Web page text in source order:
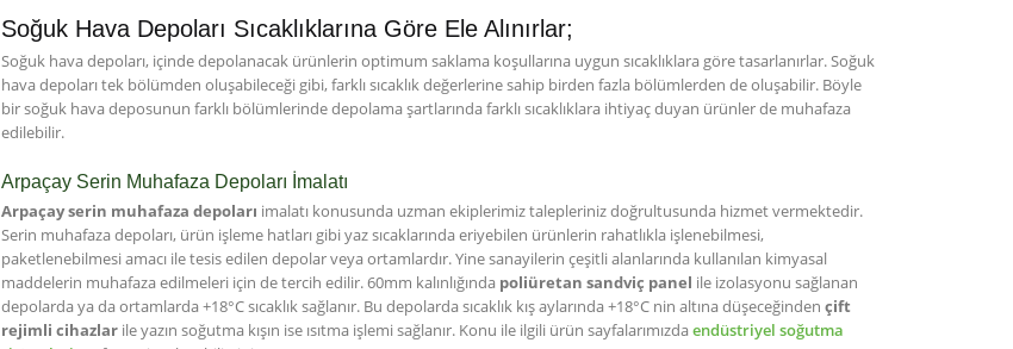
Soğuk Hava Depoları Sıcaklıklarına Göre Ele Alınırlar;
Soğuk hava depoları, içinde depolanacak ürünlerin optimum saklama koşullarına uygun sıcaklıklara göre tasarlanırlar. Soğuk
hava depoları tek bölümden oluşabileceği gibi, farklı sıcaklık değerlerine sahip birden fazla bölümlerden de oluşabilir. Böyle
bir soğuk hava deposunun farklı bölümlerinde depolama şartlarında farklı sıcaklıklara ihtiyaç duyan ürünler de muhafaza
edilebilir.
Arpaçay Serin Muhafaza Depoları İmalatı
Arpaçay serin muhafaza depoları imalatı konusunda uzman ekiplerimiz talepleriniz doğrultusunda hizmet vermektedir.
Serin muhafaza depoları, ürün işleme hatları gibi yaz sıcaklarında eriyebilen ürünlerin rahatlıkla işlenebilmesi,
paketlenebilmesi amacı ile tesis edilen depolar veya ortamlardır. Yine sanayilerin çeşitli alanlarında kullanılan kimyasal
maddelerin muhafaza edilmeleri için de tercih edilir. 60mm kalınlığında poliüretan sandviç panel ile izolasyonu sağlanan
depolarda ya da ortamlarda +18°C sıcaklık sağlanır. Bu depolarda sıcaklık kış aylarında +18°C nin altına düşeceğindençift
rejimli cihazlar ile yazın soğutma kışın ise ısıtma işlemi sağlanır. Konu ile ilgili ürün sayfalarımızdaendüstriyel soğutma